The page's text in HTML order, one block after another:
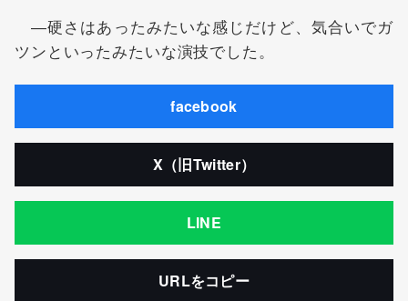
―硬さはあったみたいな感じだけど、気合いでガ
ツンといったみたいな演技でした。
facebook
X（旧Twitter）
LINE
URLをコピー